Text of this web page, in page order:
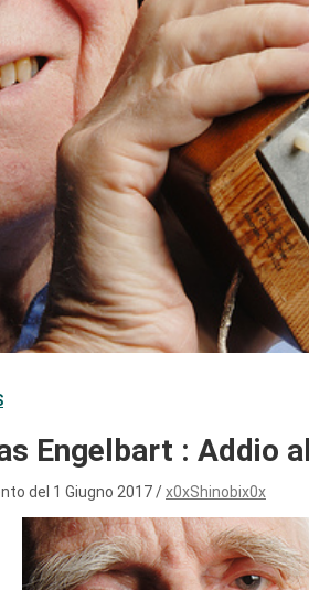
Engelbart : Addio
del 1 Giugno 2017 x0xShinobix0x